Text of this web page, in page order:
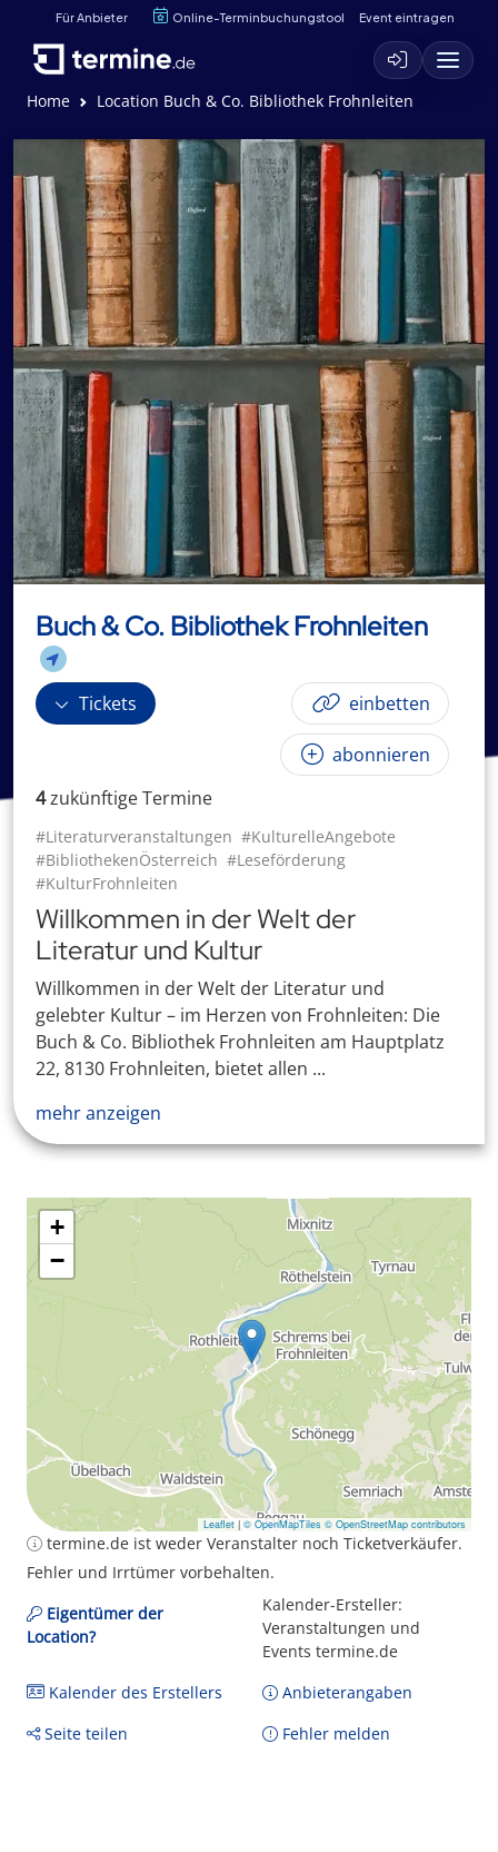
Für Anbieter Online-Terminbuchungstool Event eintragen
Home Location Buch & Co. Bibliothek Frohnleiten
Buch & Co. Bibliothek Frohnleiten
Tickets einbetten
abonnieren
4zukünftigeTermine
#Literaturveranstaltungen #KulturelleAngebote
#BibliothekenÖsterreich #Leseförderung
#KulturFrohnleiten
Willkommen in der Welt der
Literatur und Kultur
Willkommen in der Welt der Literatur und
gelebter Kultur – im Herzen von Frohnleiten: Die
Buch & Co. Bibliothek Frohnleiten am Hauptplatz
22, 8130 Frohnleiten, bietet allen ...
mehr anzeigen
+
−
Leaflet | © OpenMapTiles © OpenStreetMap contributors
termine.de ist weder Veranstalter noch Ticketverkäufer.
Fehler und Irrtümer vorbehalten.
Eigentümer der
Location?
Kalender-Ersteller:
Veranstaltungen und
Events termine.de
Kalender des Erstellers
Anbieterangaben
Seite teilen
Fehler melden